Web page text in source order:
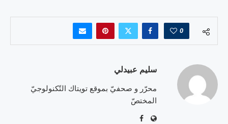
0
سليم عبيدلي
محرّر و صحفيّ بموقع تويتاك التّكنولوجيّ
المختصّ